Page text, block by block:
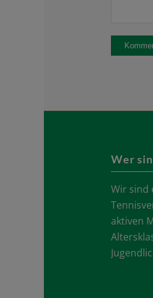
Wer
Wir sind
aktiven